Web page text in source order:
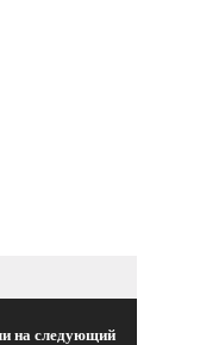
на следующий